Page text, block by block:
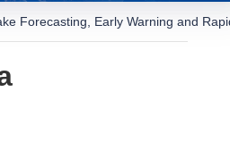
Forecasting, Early Warning and